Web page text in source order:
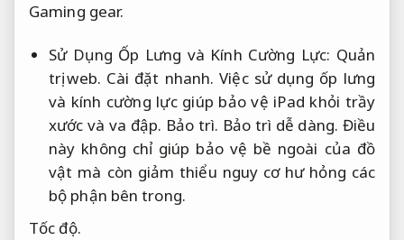
Gaming gear.
Sử Dụng Ốp Lưng và Kính Cường Lực: Quản
trị web. Cài đặt nhanh. Việc sử dụng ốp lưng
và kính cường lực giúp bảo vệ iPad khỏi trầy
xước và va đập. Bảo trì. Bảo trì dễ dàng. Điều
này không chỉ giúp bảo vệ bề ngoài của đồ
vật mà còn giảm thiểu nguy cơ hư hỏng các
bộ phận bên trong.
Tốc độ.